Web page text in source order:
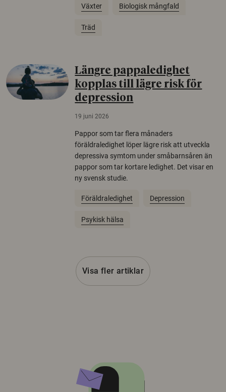
Växter Biologisk mångfald
Träd
Längre pappaledighet
kopplas till lägre risk för
depression
19 juni 2026
Pappor som tar flera månaders
föräldraledighet löper lägre risk att utveckla
depressiva symtom under småbarnsåren än
pappor som tar kortare ledighet. Det visar en
ny svensk studie.
Föräldraledighet Depression
Psykisk hälsa
Visa fler artiklar